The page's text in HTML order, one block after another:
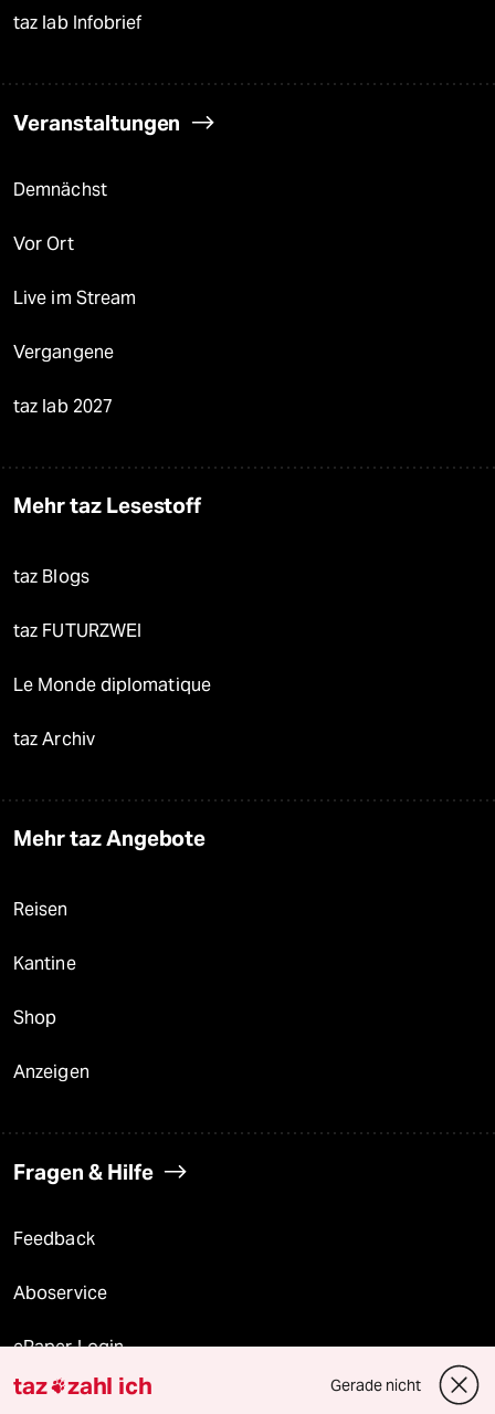
taz lab Infobrief
Veranstaltungen
Demnächst
Vor Ort
Live im Stream
Vergangene
taz lab 2027
Mehr taz Lesestoff
taz Blogs
taz FUTURZWEI
Le Monde diplomatique
taz Archiv
Mehr taz Angebote
Reisen
Kantine
Shop
Anzeigen
Fragen & Hilfe
Feedback
Aboservice
ePaper Login
Downloads für Abonnierende
taz zahl ich Gerade nicht